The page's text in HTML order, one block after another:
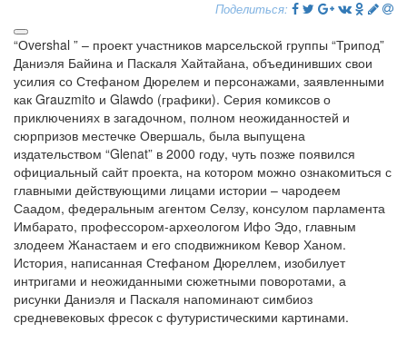
Поделиться:
“Оvershal ” – проект участников марсельской группы “Трипод”
Даниэля Байина и Паскаля Хайтайана, объединивших свои
усилия со Стефаном Дюрелем и персонажами, заявленными
как Grauzmito и Glawdo (графики). Серия комиксов о
приключениях в загадочном, полном неожиданностей и
сюрпризов местечке Овершаль, была выпущена
издательством “Glenat” в 2000 году, чуть позже появился
официальный сайт проекта, на котором можно ознакомиться с
главными действующими лицами истории – чародеем
Саадом, федеральным агентом Селзу, консулом парламента
Имбарато, профессором-археологом Ифо Эдо, главным
злодеем Жанастаем и его сподвижником Кевор Ханом.
История, написанная Стефаном Дюреллем, изобилует
интригами и неожиданными сюжетными поворотами, а
рисунки Даниэля и Паскаля напоминают симбиоз
средневековых фресок с футуристическими картинами.